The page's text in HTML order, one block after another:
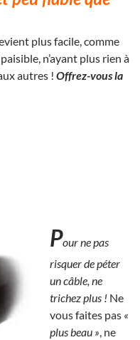
plus facile, comme
n’ayant plus rien à
autres ! Offrez-vous la
Pour ne pas
risquer de péter
un câble, ne
trichez plus ! Ne
vous faites pas «
plus beau », ne